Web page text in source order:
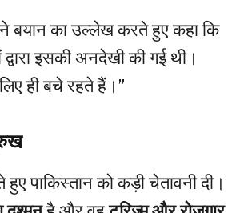
बयान का उल्लेख करते हुए कहा कि
द्वारा इसकी अनदेखी की गई थी।
ही बचे रहते हैं।”
पाकिस्तान को कड़ी चेतावनी दी।